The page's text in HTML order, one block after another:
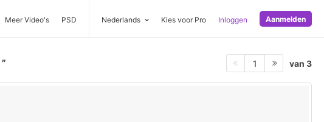
Meer Video's PSD Nederlands Kies voor Pro Inloggen Aanmelden
1 van 3